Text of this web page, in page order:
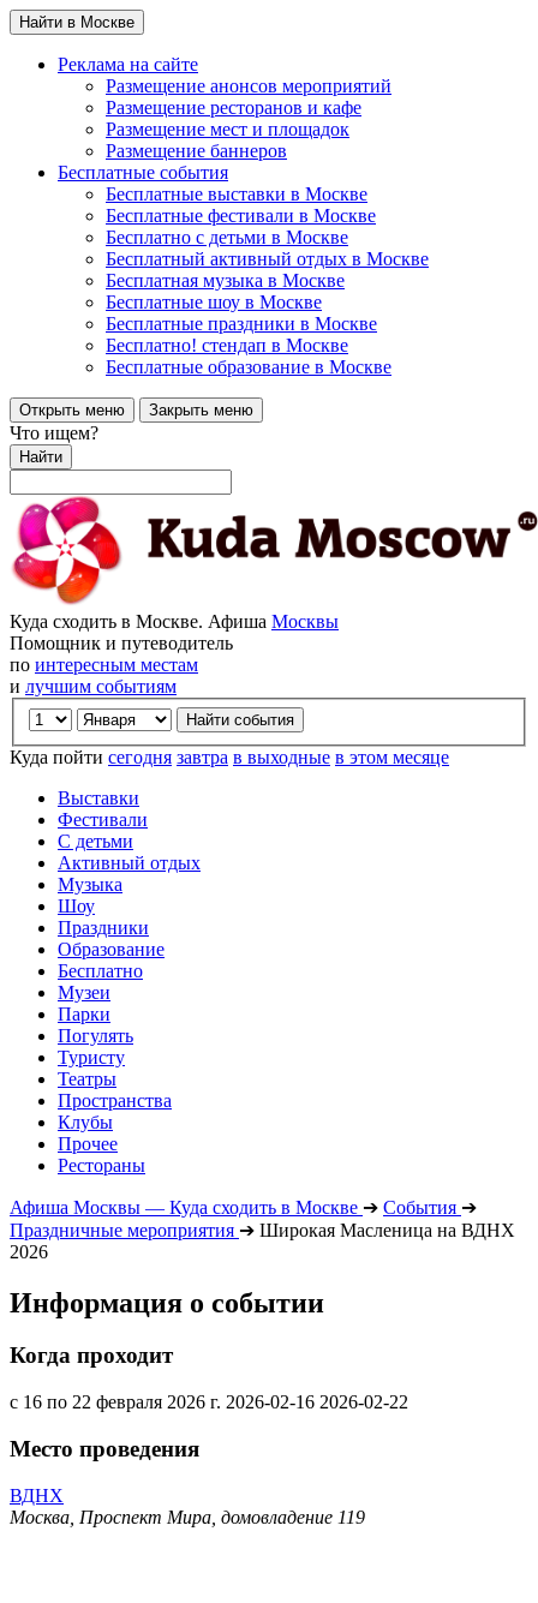
Найти в Москве
Реклама на сайте
Размещение анонсов мероприятий
Размещение ресторанов и кафе
Размещение мест и площадок
Размещение баннеров
Бесплатные события
Бесплатные выставки в Москве
Бесплатные фестивали в Москве
Бесплатно с детьми в Москве
Бесплатный активный отдых в Москве
Бесплатная музыка в Москве
Бесплатные шоу в Москве
Бесплатные праздники в Москве
Бесплатно! стендап в Москве
Бесплатные образование в Москве
Открыть меню Закрыть меню
Что ищем?
Найти
Куда сходить в Москве. Афиша Москвы
Помощник и путеводитель
по интересным местам
и лучшим событиям
Куда пойти сегодня завтра в выходные в этом месяце
Выставки
Фестивали
С детьми
Активный отдых
Музыка
Шоу
Праздники
Образование
Бесплатно
Музеи
Парки
Погулять
Туристу
Театры
Пространства
Клубы
Прочее
Рестораны
Афиша Москвы — Куда сходить в Москве ➔ События ➔
Праздничные мероприятия ➔ Широкая Масленица на ВДНХ
2026
Информация о событии
Когда проходит
с 16 по 22 февраля 2026 г. 2026-02-16 2026-02-22
Место проведения
ВДНХ
Москва, Проспект Мира, домовладение 119